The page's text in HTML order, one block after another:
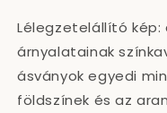
Lélegzetelállító kép:
árnyalatainak
ásványok egyedi
földszínek és az